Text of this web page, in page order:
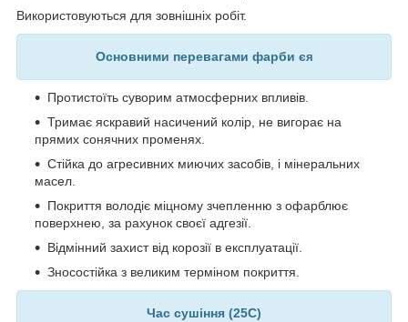
Використовуються для зовнішніх робіт.
Основними перевагами фарби єя
Протистоїть суворим атмосферних впливів.
Тримає яскравий насичений колір, не вигорає на
прямих сонячних променях.
Стійка до агресивних миючих засобів, і мінеральних
масел.
Покриття володіє міцному зчепленню з офарблює
поверхнею, за рахунок своєї адгезії.
Відмінний захист від корозії в експлуатації.
Зносостійка з великим терміном покриття.
Час сушіння (25C)